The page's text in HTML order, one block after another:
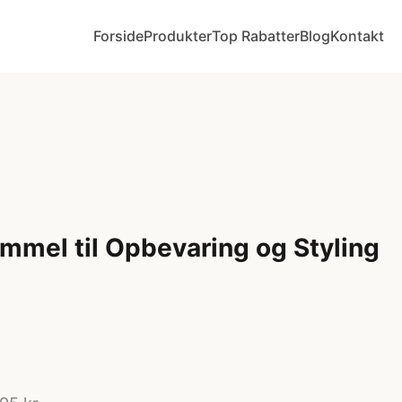
ForsideProdukterTop RabatterBlogKontakt
til Opbevaring og Styling